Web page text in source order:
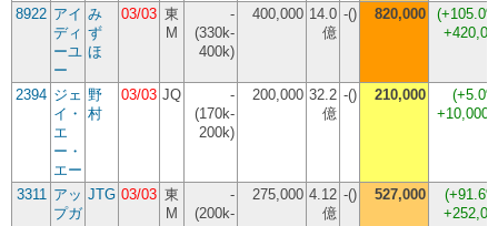
8922 アイ
ディ
ーユ
ー
み
ず
ほ
03/03 東
M
-
(330k-
400k)
400,000 14.0
億
-() 820,000 (+105.0%
2394 ジェ
イ・
エ
ー・
エー
野
村
03/03 JQ
-
(170k-
200k)
200,000 32.2
億
-() 210,000 (+5.0%
+10,000
3311 アッ
プガ
JTG 03/03 東
M
-
(200k-
275,000 4.12
億
-() 527,000 (+91.6%